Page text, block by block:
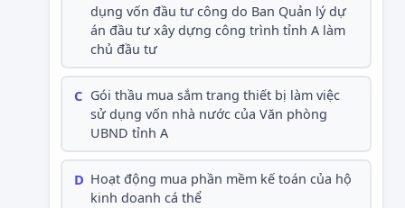
dụng vốn đầu tư công do Ban Quản lý dự
án đầu tư xây dựng công trình tỉnh A làm
chủ đầu tư
C Gói thầu mua sắm trang thiết bị làm việc
sử dụng vốn nhà nước của Văn phòng
UBND tỉnh A
D Hoạt động mua phần mềm kế toán của hộ
kinh doanh cá thể